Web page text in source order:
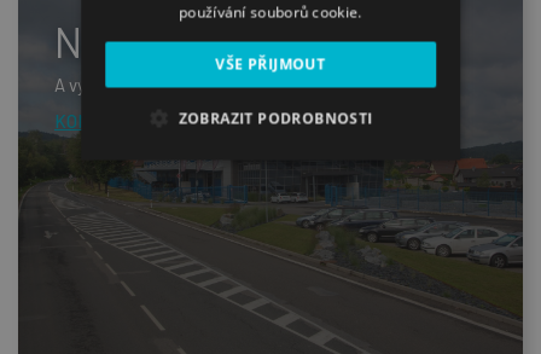
Navštivte nás
A vymyslíme nejlepší řešení vašeho projektu.
KONTAKT
používání souborů cookie.
VŠE PŘIJMOUT
ZOBRAZIT PODROBNOSTI